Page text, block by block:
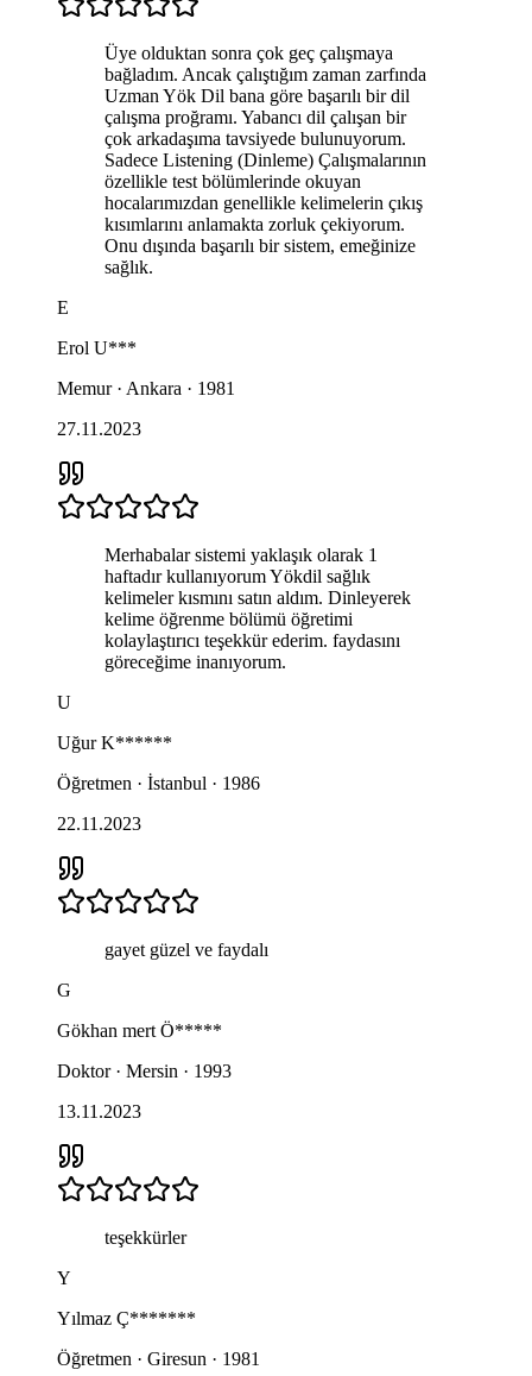
Üye olduktan sonra çok geç çalışmaya
bağladım. Ancak çalıştığım zaman zarfında
Uzman Yök Dil bana göre başarılı bir dil
çalışma proğramı. Yabancı dil çalışan bir
çok arkadaşıma tavsiyede bulunuyorum.
Sadece Listening (Dinleme) Çalışmalarının
özellikle test bölümlerinde okuyan
hocalarımızdan genellikle kelimelerin çıkış
kısımlarını anlamakta zorluk çekiyorum.
Onu dışında başarılı bir sistem, emeğinize
sağlık.
E
Erol U***
Memur · Ankara · 1981
27.11.2023
Merhabalar sistemi yaklaşık olarak 1
haftadır kullanıyorum Yökdil sağlık
kelimeler kısmını satın aldım. Dinleyerek
kelime öğrenme bölümü öğretimi
kolaylaştırıcı teşekkür ederim. faydasını
göreceğime inanıyorum.
U
Uğur K******
Öğretmen · İstanbul · 1986
22.11.2023
gayet güzel ve faydalı
G
Gökhan mert Ö*****
Doktor · Mersin · 1993
13.11.2023
teşekkürler
Y
Yılmaz Ç*******
Öğretmen · Giresun · 1981